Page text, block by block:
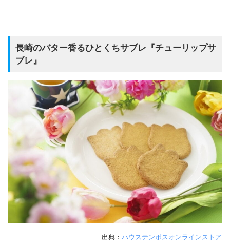
長崎のバター香るひとくちサブレ『チューリップサ
ブレ』
出典： ハウステンボスオンラインストア